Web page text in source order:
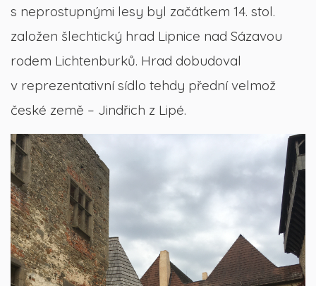
s neprostupnými lesy byl začátkem 14. stol.
založen šlechtický hrad Lipnice nad Sázavou
rodem Lichtenburků. Hrad dobudoval
v reprezentativní sídlo tehdy přední velmož
české země – Jindřich z Lipé.